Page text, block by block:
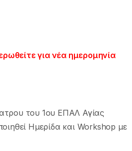
για νέα ημερομηνία
του 1ου ΕΠΑΛ Αγίας
Ημερίδα και Workshop με